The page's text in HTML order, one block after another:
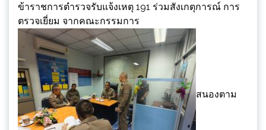
ข้าราชการตำรวจรับแจ้งเหตุ 191 ร่วมสังเกตุการณ์ การ
ตรวจเยี่ยม จากคณะกรรมการ
สนองตาม